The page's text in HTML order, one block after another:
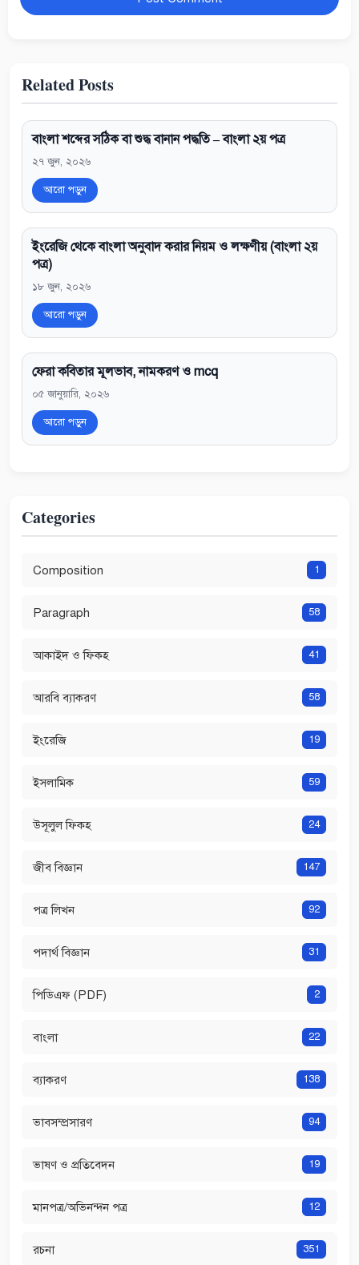
Related Posts
বাংলা শব্দের সঠিক বা শুদ্ধ বানান পদ্ধতি – বাংলা ২য় পত্র
২৭ জুন, ২০২৬
আরো পড়ুন
ইংরেজি থেকে বাংলা অনুবাদ করার নিয়ম ও লক্ষণীয় (বাংলা ২য়
পত্র)
১৮ জুন, ২০২৬
আরো পড়ুন
ফেরা কবিতার মূলভাব, নামকরণ ও mcq
০৫ জানুয়ারি, ২০২৬
আরো পড়ুন
Categories
Composition 1
Paragraph 58
আকাইদ ও ফিকহ 41
আরবি ব্যাকরণ 58
ইংরেজি 19
ইসলামিক 59
উসূলুল ফিকহ 24
জীব বিজ্ঞান 147
পত্র লিখন 92
পদার্থ বিজ্ঞান 31
পিডিএফ (PDF) 2
বাংলা 22
ব্যাকরণ 138
ভাবসম্প্রসারণ 94
ভাষণ ও প্রতিবেদন 19
মানপত্র/অভিনন্দন পত্র 12
রচনা 351